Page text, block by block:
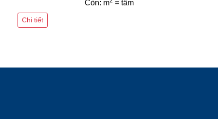
Còn: m
= tấm
Chi tiết